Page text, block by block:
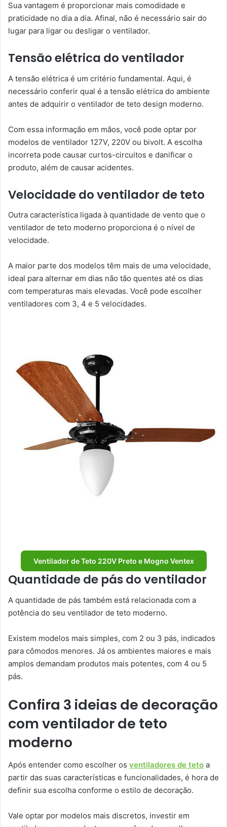
Sua vantagem é proporcionar mais comodidade e
praticidade no dia a dia. Afinal, não é necessário sair do
lugar para ligar ou desligar o ventilador.
Tensão elétrica do ventilador
A tensão elétrica é um critério fundamental. Aqui, é
necessário conferir qual é a tensão elétrica do ambiente
antes de adquirir o ventilador de teto design moderno.
Com essa informação em mãos, você pode optar por
modelos de ventilador 127V, 220V ou bivolt. A escolha
incorreta pode causar curtos-circuitos e danificar o
produto, além de causar acidentes.
Velocidade do ventilador de teto
Outra característica ligada à quantidade de vento que o
ventilador de teto moderno proporciona é o nível de
velocidade.
A maior parte dos modelos têm mais de uma velocidade,
ideal para alternar em dias não tão quentes até os dias
com temperaturas mais elevadas. Você pode escolher
ventiladores com 3, 4 e 5 velocidades.
Ventilador de Teto 220V Preto e Mogno Ventex
Quantidade de pás do ventilador
A quantidade de pás também está relacionada com a
potência do seu ventilador de teto moderno.
Existem modelos mais simples, com 2 ou 3 pás, indicados
para cômodos menores. Já os ambientes maiores e mais
amplos demandam produtos mais potentes, com 4 ou 5
pás.
Confira 3 ideias de decoração
com ventilador de teto
moderno
Após entender como escolher os ventiladores de teto a
partir das suas características e funcionalidades, é hora de
definir sua escolha conforme o estilo de decoração.
Vale optar por modelos mais discretos, investir em